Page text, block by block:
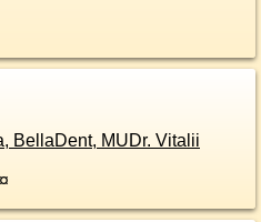
BellaDent, MUDr. Vitalii
¤